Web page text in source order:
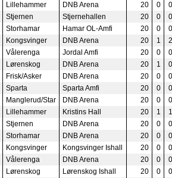
Lillehammer DNB Arena 20 0
0
Stjernen Stjernehallen 20 0
0
Storhamar Hamar OL-Amfi 20 0
0
Kongsvinger DNB Arena 20 1
2
Vålerenga Jordal Amfi 20 0
0
Lørenskog DNB Arena 20 1
0
Frisk/Asker DNB Arena 20 0
0
Sparta Sparta Amfi 20 0
0
Manglerud/Star DNB Arena 20 0
0
Lillehammer Kristins Hall 20 1
1
Stjernen DNB Arena 20 0
0
Storhamar DNB Arena 20 0
0
Kongsvinger Kongsvinger Ishall 20 0
0
Vålerenga DNB Arena 20 0
0
Lørenskog Lørenskog Ishall 20 0
0